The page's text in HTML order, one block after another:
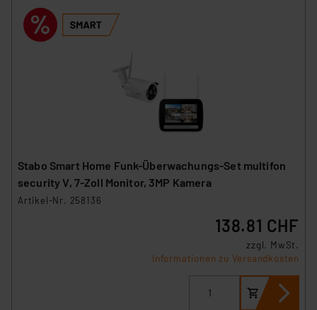
Unsere Kooperation mit diesen Dienstleistern stützt
sich auf die Standarddatenschutzklauseln der
Europäischen Kommission sowie einer eigenen
insbesondere der Art der übermittelten Daten,
Datenschutzerklärung
Stabo Smart Home Funk-Überwachungs-Set multifon
security V, 7-Zoll Monitor, 3MP Kamera
Artikel-Nr. 258136
138.81 CHF
zzgl. MwSt.
Informationen zu Versandkosten